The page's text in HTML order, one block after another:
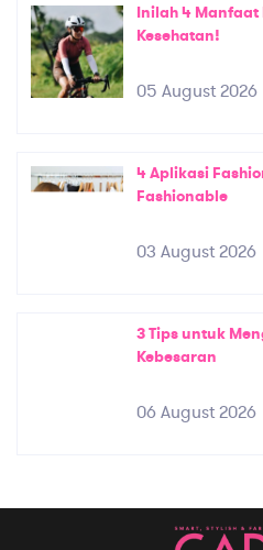
Inilah 4 Manfaat
Kesehatan!
05 August 2026
4 Aplikasi
Fashionable
03 August 2026
3 Tips untuk
Kebesaran
06 August 2026